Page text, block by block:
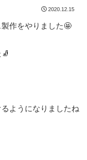
2020.12.15
作をやりました🤩
ようになりましたね